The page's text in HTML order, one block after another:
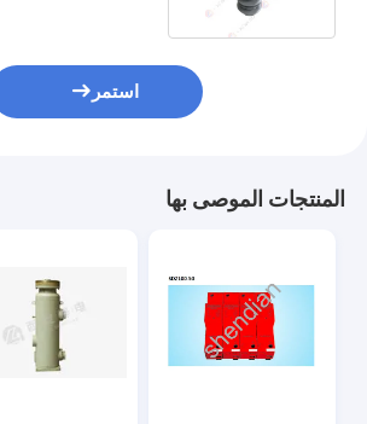
استمر
المنتجات الموصى بها